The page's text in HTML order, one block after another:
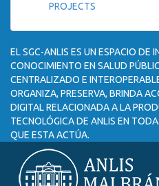
PROJECTS
EL SGC-ANLIS ES UN ESPACIO DE
CONOCIMIENTO EN SALUD
CENTRALIZADO E
ORGANIZA, PRESERVA, BRINDA
DIGITAL RELACIONADA A LA
TECNOLÓGICA DE ANLIS EN
QUE ESTA ACTÚA.